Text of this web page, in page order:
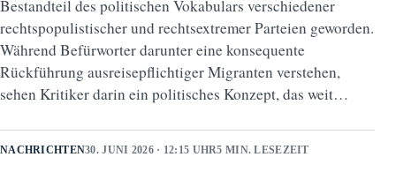
Bestandteil des politischen Vokabulars verschiedener
rechtspopulistischer und rechtsextremer Parteien geworden.
Während Befürworter darunter eine konsequente
Rückführung ausreisepflichtiger Migranten verstehen,
sehen Kritiker darin ein politisches Konzept, das weit…
NACHRICHTEN30. JUNI 2026 · 12:15 UHR5 MIN. LESEZEIT